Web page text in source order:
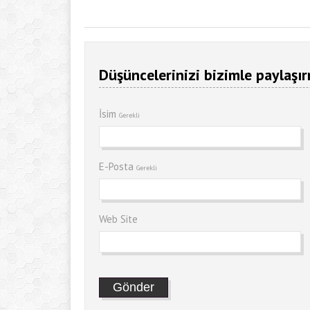
Düşüncelerinizi bizimle
İsim Gerekli
E-Posta Gerekli
Web Site